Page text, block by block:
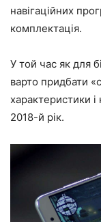
навігаційних
комплектація.
У той час як для
варто придбати
характеристики
2018-й рік.